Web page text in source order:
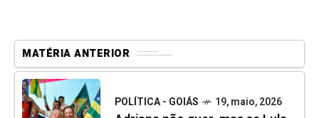
MATÉRIA ANTERIOR
POLÍTICA - GOIÁS 19, maio, 2026